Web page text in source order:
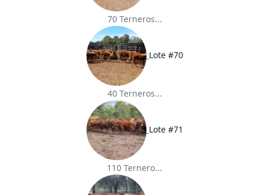
70 Terneros...
Lote #70
40 Terneros...
Lote #71
110 Ternero...